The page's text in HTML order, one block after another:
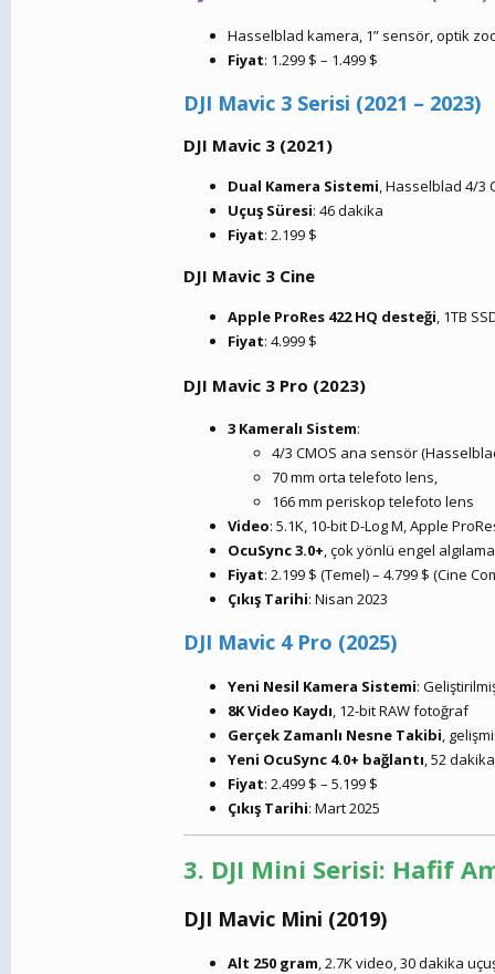
Hasselblad kamera, 1” sensör, optik
Fiyat: 1.299 $ – 1.499 $
DJI Mavic 3 Serisi (2021 – 2023)
DJI Mavic 3 (2021)
Dual Kamera Sistemi, Hasselblad 4/3
Uçuş Süresi: 46 dakika
Fiyat: 2.199 $
DJI Mavic 3 Cine
Apple ProRes 422 HQ desteği, 1TB
Fiyat: 4.999 $
DJI Mavic 3 Pro (2023)
3 Kameralı Sistem:
4/3 CMOS ana sensör
70 mm orta telefoto lens,
166 mm periskop telefoto lens
Video: 5.1K, 10-bit D-Log M, Apple
OcuSync 3.0+, çok yönlü engel algılama
Fiyat: 2.199 $ (Temel) – 4.799 $ (Cine
Çıkış Tarihi: Nisan 2023
DJI Mavic 4 Pro (2025)
Yeni Nesil Kamera Sistemi:
8K Video Kaydı, 12-bit RAW fotoğraf
Gerçek Zamanlı Nesne Takibi,
Yeni OcuSync 4.0+ bağlantı, 52
Fiyat: 2.499 $ – 5.199 $
Çıkış Tarihi: Mart 2025
3. DJI Mini Serisi: Hafif
DJI Mavic Mini (2019)
Alt 250 gram, 2.7K video, 30 dakika